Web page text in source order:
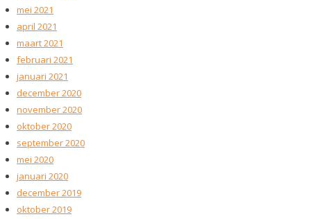
mei 2021
april 2021
maart 2021
februari 2021
januari 2021
december 2020
november 2020
oktober 2020
september 2020
mei 2020
januari 2020
december 2019
oktober 2019